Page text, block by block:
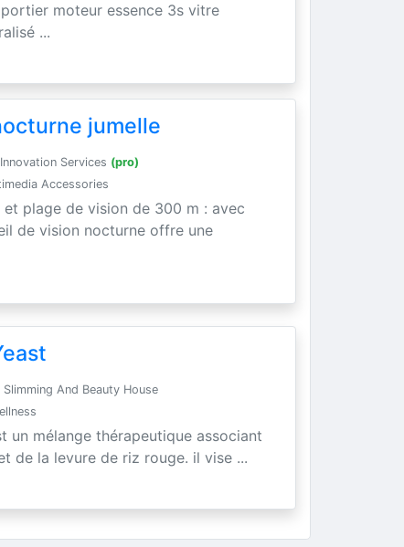
moteur essence 3s vitre
...
jumelle
Innovation Services (pro)
Accessories
et plage de vision de 300 m : avec
de vision nocturne offre une
Slimming And Beauty House
un mélange thérapeutique associant
de la levure de riz rouge. il vise ...